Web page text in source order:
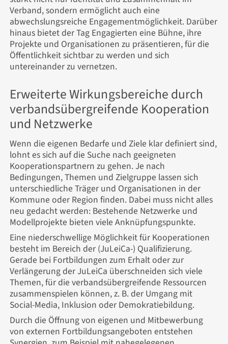
Verband, sondern ermöglicht auch eine
abwechslungsreiche Engagementmöglichkeit. Darüber
hinaus bietet der Tag Engagierten eine Bühne, ihre
Projekte und Organisationen zu präsentieren, für die
Öffentlichkeit sichtbar zu werden und sich
untereinander zu vernetzen.
Erweiterte Wirkungsbereiche durch
verbandsübergreifende Kooperation
und Netzwerke
Wenn die eigenen Bedarfe und Ziele klar definiert sind,
lohnt es sich auf die Suche nach geeigneten
Kooperationspartnern zu gehen. Je nach
Bedingungen, Themen und Zielgruppe lassen sich
unterschiedliche Träger und Organisationen in der
Kommune oder Region finden. Dabei muss nicht alles
neu gedacht werden: Bestehende Netzwerke und
Modellprojekte bieten viele Anknüpfungspunkte.
Eine niederschwellige Möglichkeit für Kooperationen
besteht im Bereich der (JuLeiCa-) Qualifizierung.
Gerade bei Fortbildungen zum Erhalt oder zur
Verlängerung der JuLeiCa überschneiden sich viele
Themen, für die verbandsübergreifende Ressourcen
zusammenspielen können, z. B. der Umgang mit
Social-Media, Inklusion oder Demokratiebildung.
Durch die Öffnung von eigenen und Mitbewerbung
von externen Fortbildungsangeboten entstehen